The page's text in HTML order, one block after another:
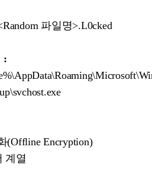
파일명>.L0cked
:
Encryption)
계열